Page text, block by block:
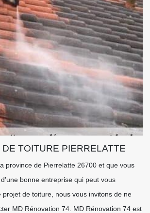
TOITURE PIERRELATTE
province de Pierrelatte 26700 et que vous
bonne entreprise qui peut vous
projet de toiture, nous vous invitons de ne
MD Rénovation 74. MD Rénovation 74 est